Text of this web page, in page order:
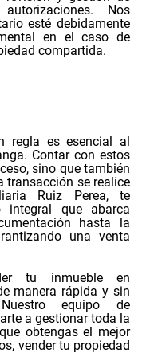
Nos
esté debidamente
en el caso de
compartida.
regla es esencial al
Contar con estos
sino que también
transacción se realice
Ruiz Perea, te
integral que abarca
hasta la
una venta
tu inmueble en
manera rápida y sin
equipo de
a gestionar toda la
obtengas el mejor
vender tu propiedad